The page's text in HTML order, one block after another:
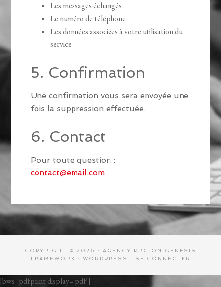
Les messages échangés
Le numéro de téléphone
Les données associées à votre utilisation du
service
5. Confirmation
Une confirmation vous sera envoyée une
fois la suppression effectuée.
6. Contact
Pour toute question :
contact@email.com
COPYRIGHT © 2026 · AGENCY PRO ON GENESIS
FRAMEWORK
· WORDPRESS · SE CONNECTER
[bws_pdfprint display='pdf']